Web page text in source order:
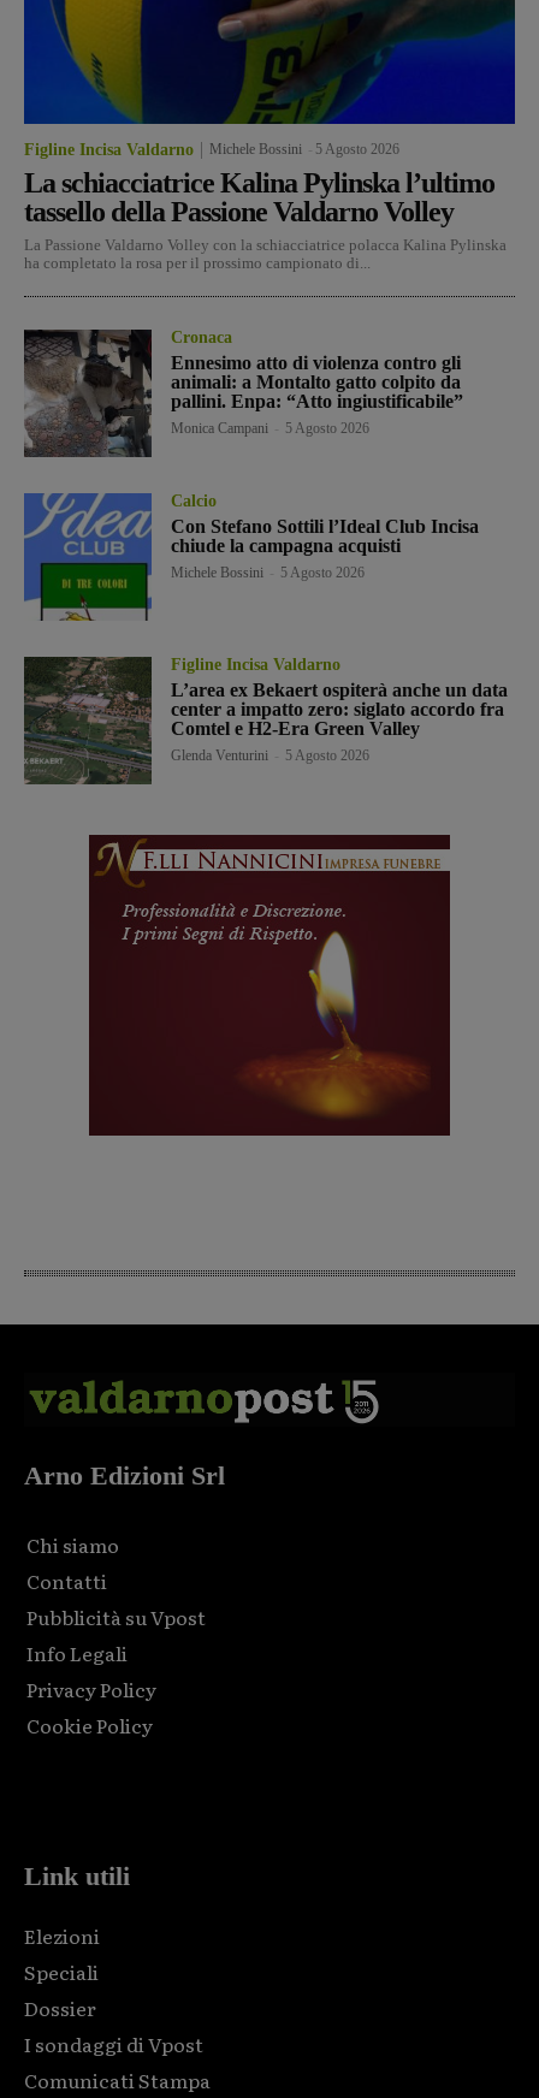
Figline Incisa Valdarno Michele Bossini 5 Agosto 2026
La schiacciatrice Kalina Pylinska l’ultimo
tassello della Passione Valdarno Volley
La Passione Valdarno Volley con la schiacciatrice polacca Kalina Pylinska
ha completato la rosa per il prossimo campionato di...
Cronaca
Ennesimo atto di violenza contro gli
animali: a Montalto gatto colpito da
pallini. Enpa: “Atto ingiustificabile”
Monica Campani 5 Agosto 2026
Calcio
Con Stefano Sottili l’Ideal Club Incisa
chiude la campagna acquisti
Michele Bossini 5 Agosto 2026
Figline Incisa Valdarno
L’area ex Bekaert ospiterà anche un data
center a impatto zero: siglato accordo fra
Comtel e H2-Era Green Valley
Glenda Venturini 5 Agosto 2026
Arno Edizioni Srl
Chi siamo
Contatti
Pubblicità su Vpost
Info Legali
Privacy Policy
Cookie Policy
Link utili
Elezioni
Speciali
Dossier
I sondaggi di Vpost
Comunicati Stampa